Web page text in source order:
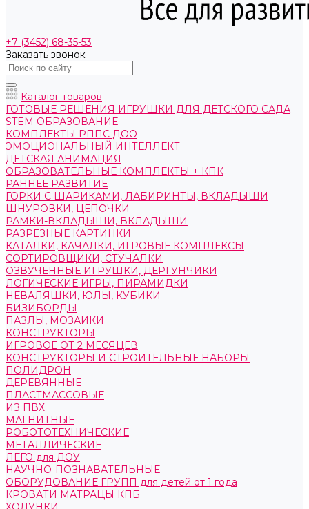
+7 (3452) 68-35-53
Заказать звонок
Каталог товаров
ГОТОВЫЕ РЕШЕНИЯ ИГРУШКИ ДЛЯ ДЕТСКОГО САДА
STEM ОБРАЗОВАНИЕ
КОМПЛЕКТЫ РППС ДОО
ЭМОЦИОНАЛЬНЫЙ ИНТЕЛЛЕКТ
ДЕТСКАЯ АНИМАЦИЯ
ОБРАЗОВАТЕЛЬНЫЕ КОМПЛЕКТЫ + КПК
РАННЕЕ РАЗВИТИЕ
ГОРКИ С ШАРИКАМИ, ЛАБИРИНТЫ, ВКЛАДЫШИ
ШНУРОВКИ, ЦЕПОЧКИ
РАМКИ-ВКЛАДЫШИ, ВКЛАДЫШИ
РАЗРЕЗНЫЕ КАРТИНКИ
КАТАЛКИ, КАЧАЛКИ, ИГРОВЫЕ КОМПЛЕКСЫ
СОРТИРОВЩИКИ, СТУЧАЛКИ
ОЗВУЧЕННЫЕ ИГРУШКИ, ДЕРГУНЧИКИ
ЛОГИЧЕСКИЕ ИГРЫ, ПИРАМИДКИ
НЕВАЛЯШКИ, ЮЛЫ, КУБИКИ
БИЗИБОРДЫ
ПАЗЛЫ, МОЗАИКИ
КОНСТРУКТОРЫ
ИГРОВОЕ ОТ 2 МЕСЯЦЕВ
КОНСТРУКТОРЫ И СТРОИТЕЛЬНЫЕ НАБОРЫ
ПОЛИДРОН
ДЕРЕВЯННЫЕ
ПЛАСТМАССОВЫЕ
ИЗ ПВХ
МАГНИТНЫЕ
РОБОТОТЕХНИЧЕСКИЕ
МЕТАЛЛИЧЕСКИЕ
ЛЕГО для ДОУ
НАУЧНО-ПОЗНАВАТЕЛЬНЫЕ
ОБОРУДОВАНИЕ ГРУПП для детей от 1 года
КРОВАТИ МАТРАЦЫ КПБ